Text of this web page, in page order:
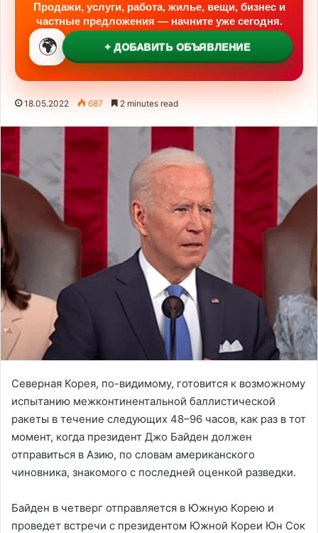
Продажи, услуги, работа, жилье, вещи, бизнес и
частные предложения — начните уже сегодня.
🌍 + ДОБАВИТЬ ОБЪЯВЛЕНИЕ
18.05.2022 687 2 minutes read
Северная Корея, по-видимому, готовится к возможному
испытанию межконтинентальной баллистической
ракеты в течение следующих 48–96 часов, как раз в тот
момент, когда президент Джо Байден должен
отправиться в Азию, по словам американского
чиновника, знакомого с последней оценкой разведки.
Байден в четверг отправляется в Южную Корею и
проведет встречи с президентом Южной Кореи Юн Сок